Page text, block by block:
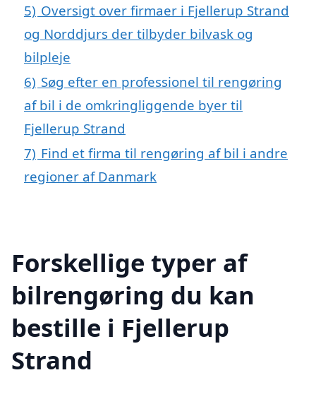
5) Oversigt over firmaer i Fjellerup Strand
og Norddjurs der tilbyder bilvask og
bilpleje
6) Søg efter en professionel til rengøring
af bil i de omkringliggende byer til
Fjellerup Strand
7) Find et firma til rengøring af bil i andre
regioner af Danmark
Forskellige typer af
bilrengøring du kan
bestille i Fjellerup
Strand